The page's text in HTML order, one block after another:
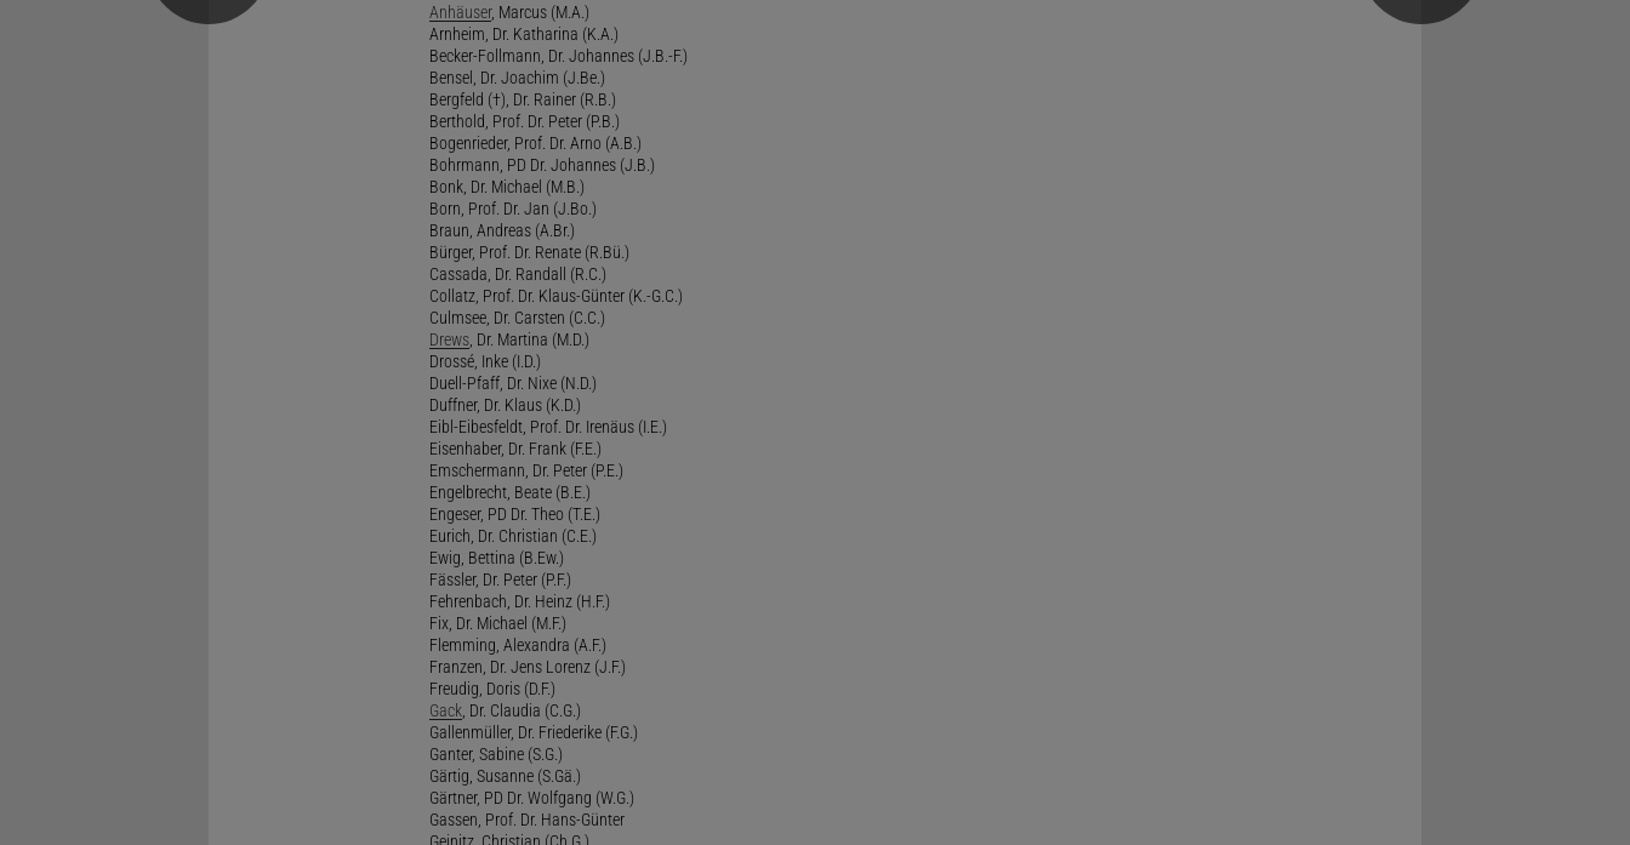
Anhäuser, Marcus (M.A.)
Arnheim, Dr. Katharina (K.A.)
Becker-Follmann, Dr. Johannes (J.B.-F.)
Bensel, Dr. Joachim (J.Be.)
Bergfeld (†), Dr. Rainer (R.B.)
Berthold, Prof. Dr. Peter (P.B.)
Bogenrieder, Prof. Dr. Arno (A.B.)
Bohrmann, PD Dr. Johannes (J.B.)
Bonk, Dr. Michael (M.B.)
Born, Prof. Dr. Jan (J.Bo.)
Braun, Andreas (A.Br.)
Bürger, Prof. Dr. Renate (R.Bü.)
Cassada, Dr. Randall (R.C.)
Collatz, Prof. Dr. Klaus-Günter (K.-G.C.)
Culmsee, Dr. Carsten (C.C.)
Drews, Dr. Martina (M.D.)
Drossé, Inke (I.D.)
Duell-Pfaff, Dr. Nixe (N.D.)
Duffner, Dr. Klaus (K.D.)
Eibl-Eibesfeldt, Prof. Dr. Irenäus (I.E.)
Eisenhaber, Dr. Frank (F.E.)
Emschermann, Dr. Peter (P.E.)
Engelbrecht, Beate (B.E.)
Engeser, PD Dr. Theo (T.E.)
Eurich, Dr. Christian (C.E.)
Ewig, Bettina (B.Ew.)
Fässler, Dr. Peter (P.F.)
Fehrenbach, Dr. Heinz (H.F.)
Fix, Dr. Michael (M.F.)
Flemming, Alexandra (A.F.)
Franzen, Dr. Jens Lorenz (J.F.)
Freudig, Doris (D.F.)
Gack, Dr. Claudia (C.G.)
Gallenmüller, Dr. Friederike (F.G.)
Ganter, Sabine (S.G.)
Gärtig, Susanne (S.Gä.)
Gärtner, PD Dr. Wolfgang (W.G.)
Gassen, Prof. Dr. Hans-Günter
Geinitz, Christian (Ch.G.)